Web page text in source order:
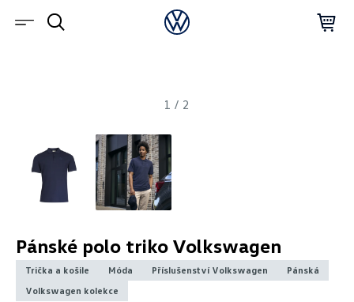
1 / 2
Pánské polo triko Volkswagen
Trička a košile Móda Příslušenství Volkswagen
Pánská
Volkswagen kolekce